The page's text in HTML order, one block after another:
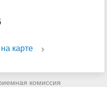
карте
комиссия